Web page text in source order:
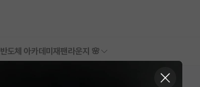
반도체 아카데미 재팬라운지 🌸